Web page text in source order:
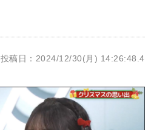
投稿日：2024/12/30(月) 14:26:48.4